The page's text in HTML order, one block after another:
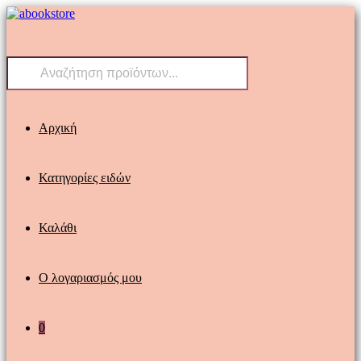
Skip
Products
Αρχική
Κατηγορίες ειδών
Καλάθι
Ο λογαριασμός μου
0